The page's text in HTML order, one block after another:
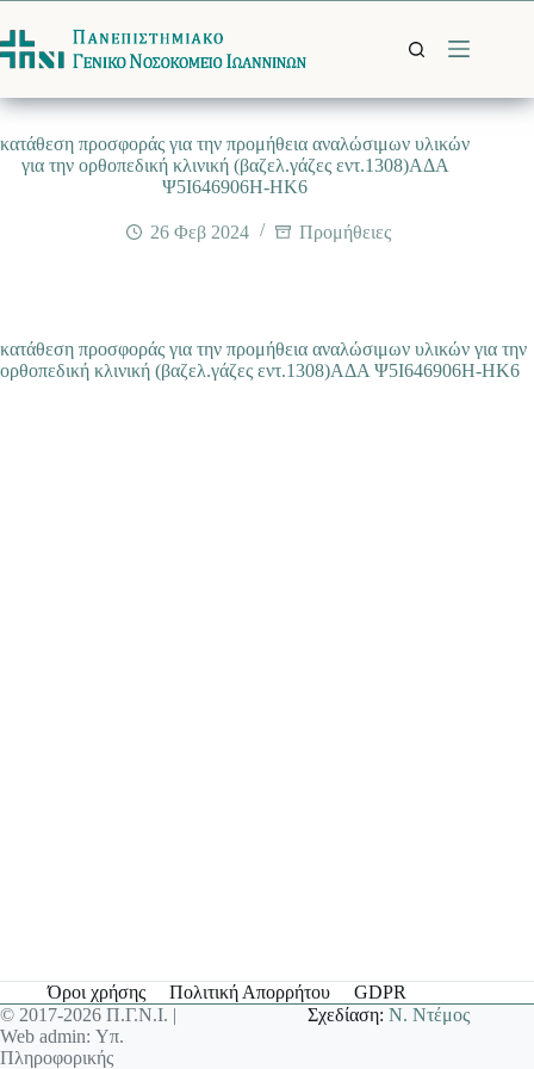
στο
περιεχόμενο
κατάθεση προσφοράς για την προμήθεια αναλώσιμων υλικών
για την ορθοπεδική κλινική (βαζελ.γάζες εντ.1308)ΑΔΑ
Ψ5Ι646906Η-ΗΚ6
26 Φεβ 2024 Προμήθειες
κατάθεση προσφοράς για την προμήθεια αναλώσιμων υλικών για την
ορθοπεδική κλινική (βαζελ.γάζες εντ.1308)ΑΔΑ Ψ5Ι646906Η-ΗΚ6
Όροι χρήσης Πολιτική Απορρήτου
GDPR
© 2017-2026 Π.Γ.Ν.Ι. |
Web admin: Υπ.
Πληροφορικής
Σχεδίαση:Ν. Ντέμος